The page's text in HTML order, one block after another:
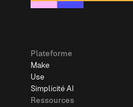
Plateforme
Make
Use
Simplicité AI
Ressources